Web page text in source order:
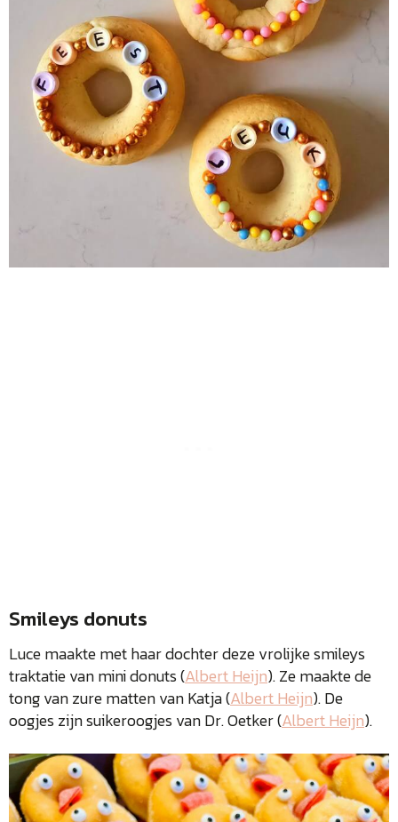
Smileys donuts
Luce maakte met haar dochter deze vrolijke smileys
traktatie van mini donuts (Albert Heijn). Ze maakte de
tong van zure matten van Katja (Albert Heijn). De
oogjes zijn suikeroogjes van Dr. Oetker (Albert Heijn).